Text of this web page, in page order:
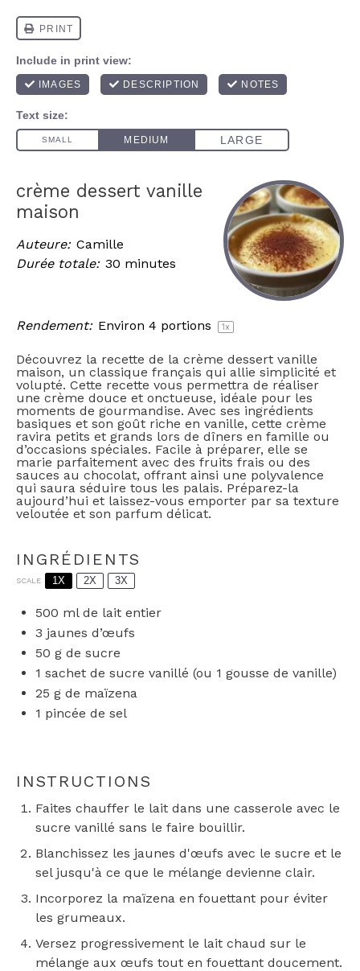
crème dessert vanille
maison
Auteure: Camille
Durée totale: 30 minutes
Rendement: Environ 4 portions 1x
Découvrez la recette de la crème dessert vanille
maison, un classique français qui allie simplicité et
volupté. Cette recette vous permettra de réaliser
une crème douce et onctueuse, idéale pour les
moments de gourmandise. Avec ses ingrédients
basiques et son goût riche en vanille, cette crème
ravira petits et grands lors de dîners en famille ou
d’occasions spéciales. Facile à préparer, elle se
marie parfaitement avec des fruits frais ou des
sauces au chocolat, offrant ainsi une polyvalence
qui saura séduire tous les palais. Préparez-la
aujourd’hui et laissez-vous emporter par sa texture
veloutée et son parfum délicat.
INGRÉDIENTS
SCALE 1X 2X 3X
500 ml de lait entier
3 jaunes d’œufs
50 g de sucre
1 sachet de sucre vanillé (ou 1 gousse de vanille)
25 g de maïzena
1 pincée de sel
INSTRUCTIONS
Faites chauffer le lait dans une casserole avec le
sucre vanillé sans le faire bouillir.
Blanchissez les jaunes d'œufs avec le sucre et le
sel jusqu'à ce que le mélange devienne clair.
Incorporez la maïzena en fouettant pour éviter
les grumeaux.
Versez progressivement le lait chaud sur le
mélange aux œufs tout en fouettant doucement.